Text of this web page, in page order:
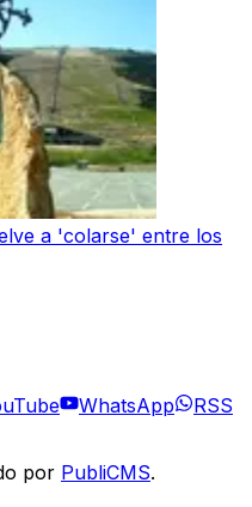
a 'colarse' entre los
WhatsApp RSS
por PubliCMS.